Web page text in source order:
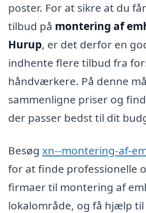
poster. For at sikre at du
tilbud på montering af
Hurup, er det derfor en
indhente flere tilbud fra
håndværkere. På denne
sammenligne priser og
der passer bedst til dit
Besøg xn--montering-af-
for at finde professionelle
firmaer til montering af
lokalområde, og få hjælp